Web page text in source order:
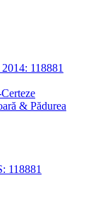
118881
& Pădurea
118881